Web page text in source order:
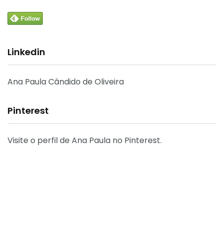
Linkedin
Ana Paula Cândido de Oliveira
Pinterest
Visite o perfil de Ana Paula no Pinterest.